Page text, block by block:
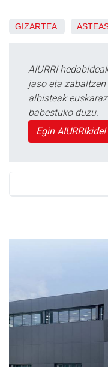
GIZARTEA
AIURRI
jaso eta
albisteak
babestuko duzu.
Egin AIURRIkide!